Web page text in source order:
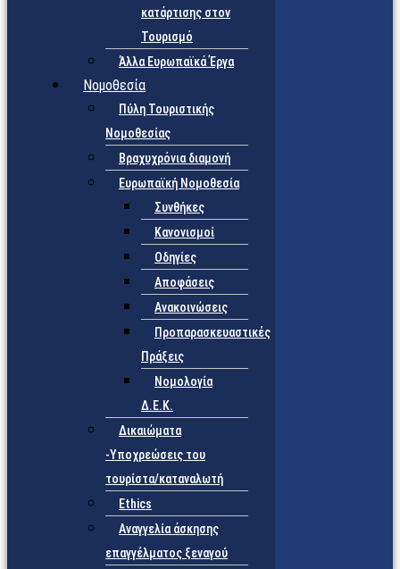
κατάρτισης στον
Τουρισμό
Άλλα Ευρωπαϊκά Έργα
Νομοθεσία
Πύλη Τουριστικής
Νομοθεσίας
Βραχυχρόνια διαμονή
Ευρωπαϊκή Νομοθεσία
Συνθήκες
Κανονισμοί
Οδηγίες
Αποφάσεις
Ανακοινώσεις
Προπαρασκευαστικές
Πράξεις
Νομολογία
Δ.Ε.Κ.
Δικαιώματα
-Υποχρεώσεις του
τουρίστα/καταναλωτή
Ethics
Αναγγελία άσκησης
επαγγέλματος ξεναγού